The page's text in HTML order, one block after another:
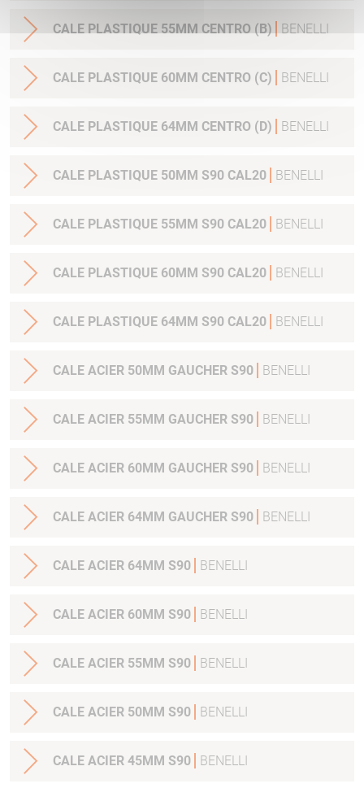
CALE PLASTIQUE 55MM CENTRO (B) BENELLI
CALE PLASTIQUE 60MM CENTRO (C) BENELLI
CALE PLASTIQUE 64MM CENTRO (D) BENELLI
CALE PLASTIQUE 50MM S90 CAL20 BENELLI
CALE PLASTIQUE 55MM S90 CAL20 BENELLI
CALE PLASTIQUE 60MM S90 CAL20 BENELLI
CALE PLASTIQUE 64MM S90 CAL20 BENELLI
CALE ACIER 50MM GAUCHER S90 BENELLI
CALE ACIER 55MM GAUCHER S90 BENELLI
CALE ACIER 60MM GAUCHER S90 BENELLI
CALE ACIER 64MM GAUCHER S90 BENELLI
CALE ACIER 64MM S90 BENELLI
CALE ACIER 60MM S90 BENELLI
CALE ACIER 55MM S90 BENELLI
CALE ACIER 50MM S90 BENELLI
CALE ACIER 45MM S90 BENELLI